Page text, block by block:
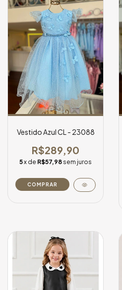
Vestido Azul CL - 23088
R$289,90
5x de R$57,98 sem juros
COMPRAR